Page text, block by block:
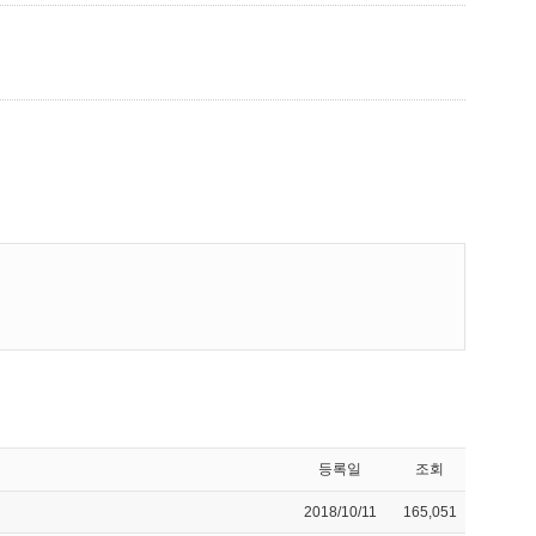
등록일 조회
2018/10/11 165,051